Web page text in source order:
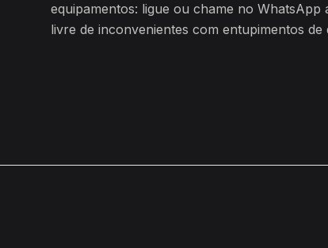
equipamentos: ligue ou chame no
livre de inconvenientes com entupimentos de